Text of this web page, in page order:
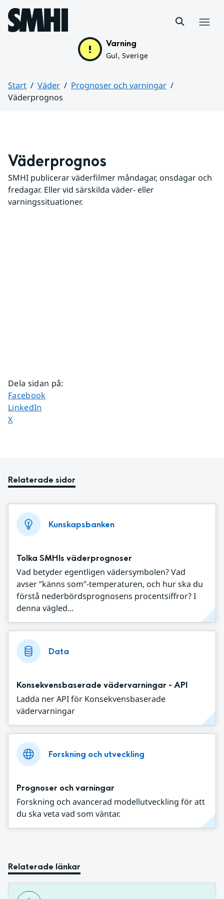
Hoppa till sidans innehåll
Varning
Gul, Sverige
Start Väder
Prognoser och varningar
Väderprognos
Väderprognos
SMHI publicerar väderfilmer måndagar, onsdagar och
fredagar. Eller vid särskilda väder- eller
varningssituationer.
Dela sidan på:
Dela sidan på
Facebook
Dela sidan på
LinkedIn
Dela sidan på
X
Relaterade sidor
Kunskapsbanken
Tolka SMHIs väderprognoser
Vad betyder egentligen vädersymbolen? Vad
avser ”känns som”-temperaturen, och hur ska du
förstå nederbördsprognosens procentsiffror? I
denna vägled...
Data
Konsekvensbaserade vädervarningar - API
Ladda ner API för Konsekvensbaserade
vädervarningar
Forskning och utveckling
Prognoser och varningar
Forskning och avancerad modellutveckling för att
du ska veta vad som väntar.
Relaterade länkar